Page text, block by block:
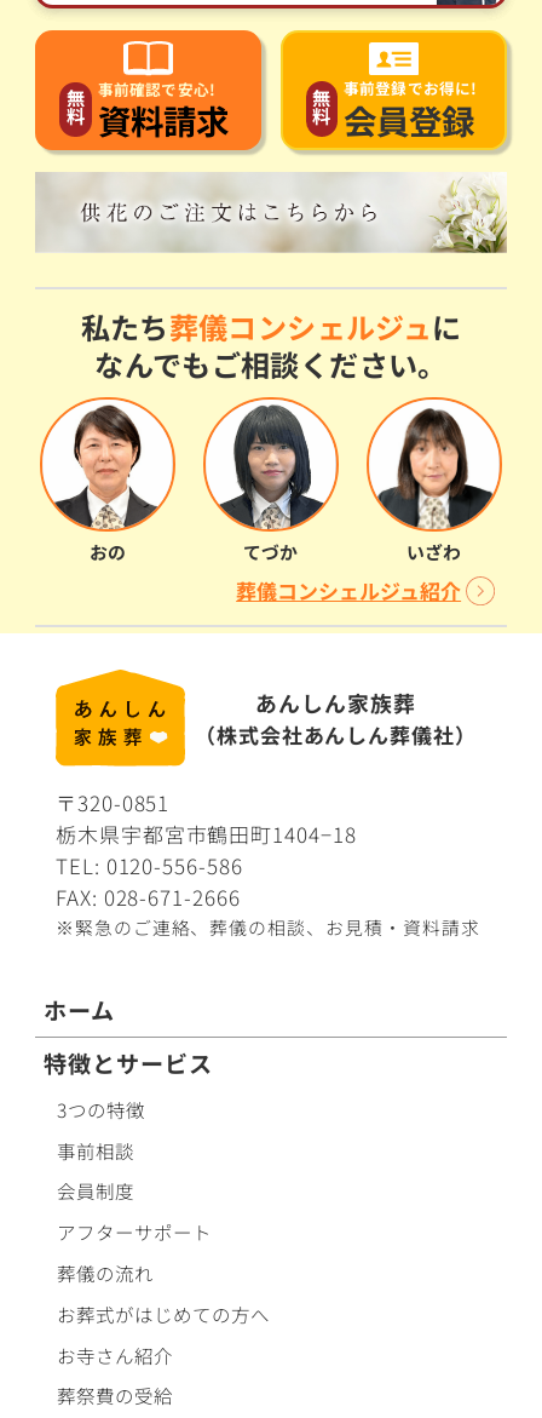
無
料
事前確認で安心!
資料請求 無
料
事前登録でお得に!
会員登録
おの てづか いざわ
私たち葬儀コンシェルジュに
なんでもご相談ください。
葬儀コンシェルジュ紹介
あんしん家族葬
（株式会社あんしん葬儀社）
〒320-0851
栃木県宇都宮市鶴田町1404−18
TEL: 0120-556-586
FAX: 028-671-2666
※緊急のご連絡、葬儀の相談、 お見積・資料請求
ホーム
特徴とサービス
3つの特徴
事前相談
会員制度
アフターサポート
葬儀の流れ
お葬式がはじめての方へ
お寺さん紹介
葬祭費の受給